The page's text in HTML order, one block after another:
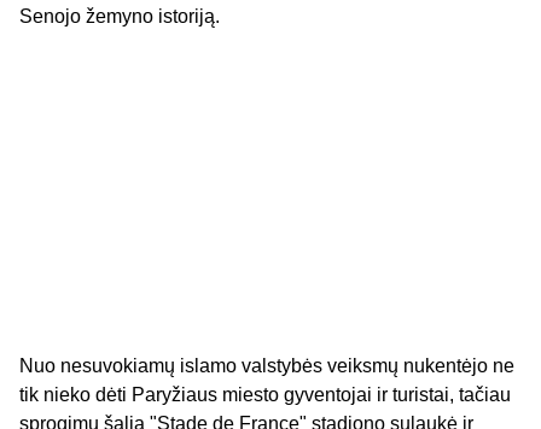
Senojo žemyno istoriją.
Nuo nesuvokiamų islamo valstybės veiksmų nukentėjo ne
tik nieko dėti Paryžiaus miesto gyventojai ir turistai, tačiau
sprogimų šalia "Stade de France" stadiono sulaukė ir